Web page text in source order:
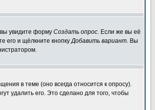
увидите форму Создать опрос. Если же вы её
его и щёлкните кнопкуДобавить вариант. Вы
в теме (оно всегда относится к опросу).
удалить его. Это сделано для того, чтобы